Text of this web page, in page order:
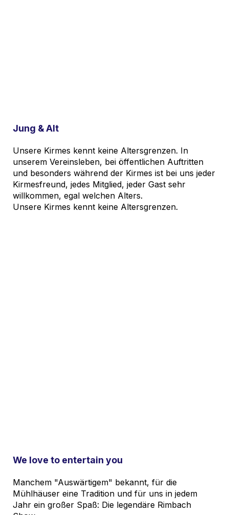
Jung & Alt
Unsere Kirmes kennt keine Altersgrenzen. In
unserem Vereinsleben, bei öffentlichen Auftritten
und besonders während der Kirmes ist bei uns jeder
Kirmesfreund, jedes Mitglied, jeder Gast sehr
willkommen, egal welchen Alters.
Unsere Kirmes kennt keine Altersgrenzen.
We love to entertain you
Manchem "Auswärtigem" bekannt, für die
Mühlhäuser eine Tradition und für uns in jedem
Jahr ein großer Spaß: Die legendäre Rimbach